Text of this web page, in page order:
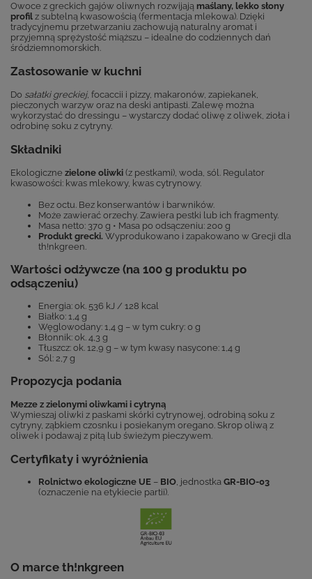
Owoce z greckich gajów oliwnych rozwijają maślany, lekko słony
profil z subtelną kwasowością (fermentacja mlekowa). Dzięki
tradycyjnemu przetwarzaniu zachowują naturalny aromat i
przyjemną sprężystość miąższu – idealne do codziennych dań
śródziemnomorskich.
Zastosowanie w kuchni
Do sałatki greckiej, focaccii i pizzy, makaronów, zapiekanek,
pieczonych warzyw oraz na deski antipasti. Zalewę można
wykorzystać do dressingu – wystarczy dodać oliwę z oliwek, zioła i
odrobinę soku z cytryny.
Składniki
Ekologiczne zielone oliwki (z pestkami), woda, sól. Regulator
kwasowości: kwas mlekowy, kwas cytrynowy.
Bez octu. Bez konserwantów i barwników.
Może zawierać orzechy. Zawiera pestki lub ich fragmenty.
Masa netto: 370 g • Masa po odsączeniu: 200 g
Produkt grecki. Wyprodukowano i zapakowano w Grecji dla
th!nkgreen.
Wartości odżywcze (na 100 g produktu po
odsączeniu)
Energia: ok. 536 kJ / 128 kcal
Białko: 1,4 g
Węglowodany: 1,4 g – w tym cukry: 0 g
Błonnik: ok. 4,3 g
Tłuszcz: ok. 12,9 g – w tym kwasy nasycone: 1,4 g
Sól: 2,7 g
Propozycja podania
Mezze z zielonymi oliwkami i cytryną
Wymieszaj oliwki z paskami skórki cytrynowej, odrobiną soku z
cytryny, ząbkiem czosnku i posiekanym oregano. Skrop oliwą z
oliwek i podawaj z pitą lub świeżym pieczywem.
Certyfikaty i wyróżnienia
Rolnictwo ekologiczne UE – BIO, jednostka GR-BIO-03
(oznaczenie na etykiecie partii).
O marce th!nkgreen